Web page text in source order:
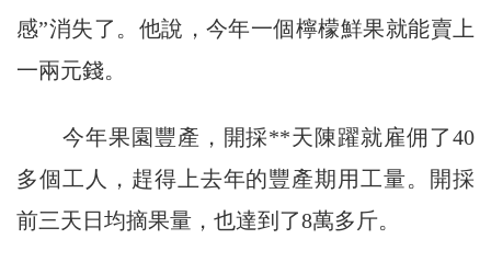
感”消失了。他說，今年一個檸檬鮮果就能賣上
一兩元錢。
今年果園豐產，開採**天陳躍就雇佣了40
多個工人，趕得上去年的豐產期用工量。開採
前三天日均摘果量，也達到了8萬多斤。